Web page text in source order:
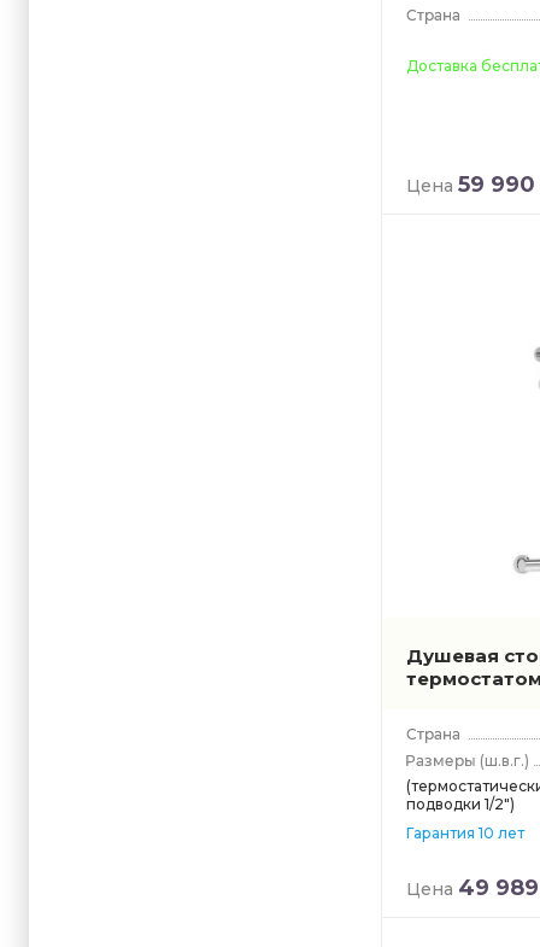
Доставка
Цена 59 990
Душевая
термостатом
(ш.в.г.)
подводки 1/2")
Гарантия 10 лет
Цена 49 989